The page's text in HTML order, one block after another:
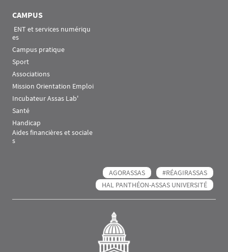
CAMPUS
es
Campus pratique
Sport
Associations
Mission Orientation Emploi
Incubateur Assas Lab'
Santé
Handicap
Aides financières et sociale
s
AGORASSAS
#RÉAGIRASSAS
HAL PANTHÉON-ASSAS UNIVERSITÉ